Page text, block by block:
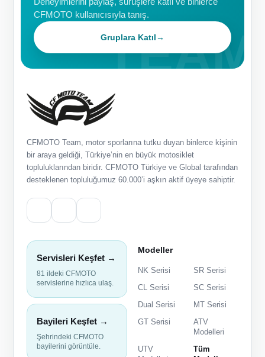
CFMOTO kullanıcısıyla tanış.
Gruplara Katıl→
CFMOTO Team, motor sporlarına tutku duyan binlerce kişinin
bir araya geldiği, Türkiye’nin en büyük motosiklet
topluluklarından biridir. CFMOTO Türkiye ve Global tarafından
desteklenen topluluğumuz 60.000’i aşkın aktif üyeye sahiptir.
Servisleri Keşfet →
81 ildeki CFMOTO
servislerine hızlıca ulaş.
Bayileri Keşfet →
Şehrindeki CFMOTO
bayilerini görüntüle.
Modeller
NK Serisi
SR Serisi
CL Serisi
SC Serisi
Dual Serisi
MT Serisi
GT Serisi
ATV
Modelleri
UTV
Tüm